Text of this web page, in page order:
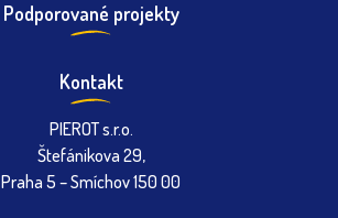
Podporované projekty
Kontakt
PIEROT s.r.o.
Štefánikova 29,
Praha 5 – Smíchov 150 00